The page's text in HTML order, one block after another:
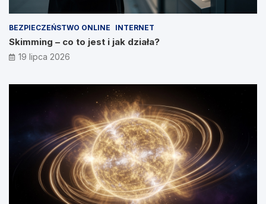
BEZPIECZEŃSTWO ONLINE INTERNET
Skimming – co to jest i jak działa?
19 lipca 2026